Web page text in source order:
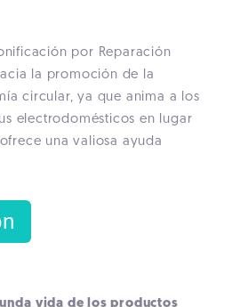
por Reparación
la promoción de la
circular, ya que anima a los
electrodomésticos en lugar
una valiosa ayuda
vida de los productos